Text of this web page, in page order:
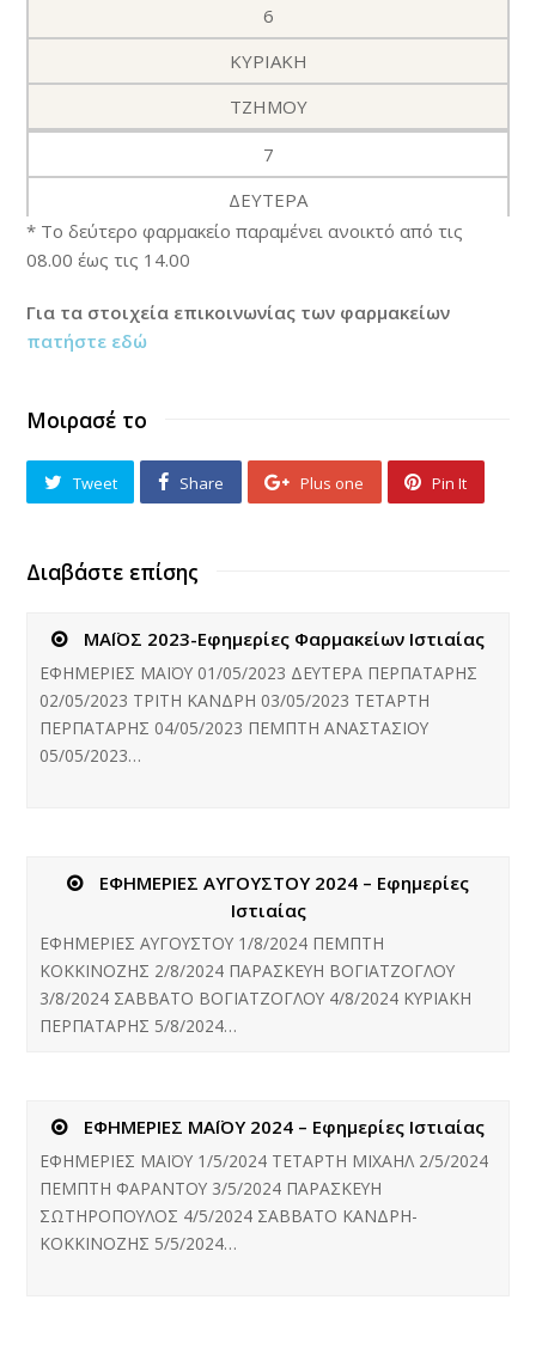
6
ΚΥΡΙΑΚΗ
ΤΖΗΜΟΥ
7
ΔΕΥΤΕΡΑ
ΒΟΓΙΑΤΖΟΓΛΟΥ
ΤΕΤΑΡΤΗ
ΑΝΑΣΤΑΣΙΟΥ
11
ΣΑΒΒΑΤΟ*
ΣΩΤΗΡΟΠΟΥΛΟΣ
ΚΟΚΚΙΝΟΖΗΣ
14
ΔΕΥΤΕΡΑ
ΚΑΝΔΡΗ
* Το δεύτερο φαρμακείο παραμένει ανοικτό από τις
08.00 έως τις 14.00
Για τα στοιχεία επικοινωνίας των φαρμακείων
πατήστε εδώ
Μοιρασέ το
Tweet Share Plus one Pin It
Διαβάστε επίσης
ΜΑΪΟΣ 2023-Εφημερίες Φαρμακείων Ιστιαίας
ΕΦΗΜΕΡΙΕΣ ΜΑΪΟΥ 01/05/2023 ΔΕΥΤΕΡΑ ΠΕΡΠΑΤΑΡΗΣ
02/05/2023 ΤΡΙΤΗ ΚΑΝΔΡΗ 03/05/2023 ΤΕΤΑΡΤΗ
ΠΕΡΠΑΤΑΡΗΣ 04/05/2023 ΠΕΜΠΤΗ ΑΝΑΣΤΑΣΙΟΥ
05/05/2023…
ΕΦΗΜΕΡΙΕΣ ΑΥΓΟΥΣΤΟΥ 2024 – Εφημερίες
Ιστιαίας
ΕΦΗΜΕΡΙΕΣ ΑΥΓΟΥΣΤΟΥ 1/8/2024 ΠΕΜΠΤΗ
ΚΟΚΚΙΝΟΖΗΣ 2/8/2024 ΠΑΡΑΣΚΕΥΗ ΒΟΓΙΑΤΖΟΓΛΟΥ
3/8/2024 ΣΑΒΒΑΤΟ ΒΟΓΙΑΤΖΟΓΛΟΥ 4/8/2024 ΚΥΡΙΑΚΗ
ΠΕΡΠΑΤΑΡΗΣ 5/8/2024…
ΕΦΗΜΕΡΙΕΣ ΜΑΪΟΥ 2024 – Εφημερίες Ιστιαίας
ΕΦΗΜΕΡΙΕΣ ΜΑΪΟΥ 1/5/2024 ΤΕΤΑΡΤΗ ΜΙΧΑΗΛ 2/5/2024
ΠΕΜΠΤΗ ΦΑΡΑΝΤΟΥ 3/5/2024 ΠΑΡΑΣΚΕΥΗ
ΣΩΤΗΡΟΠΟΥΛΟΣ 4/5/2024 ΣΑΒΒΑΤΟ ΚΑΝΔΡΗ-
ΚΟΚΚΙΝΟΖΗΣ 5/5/2024…